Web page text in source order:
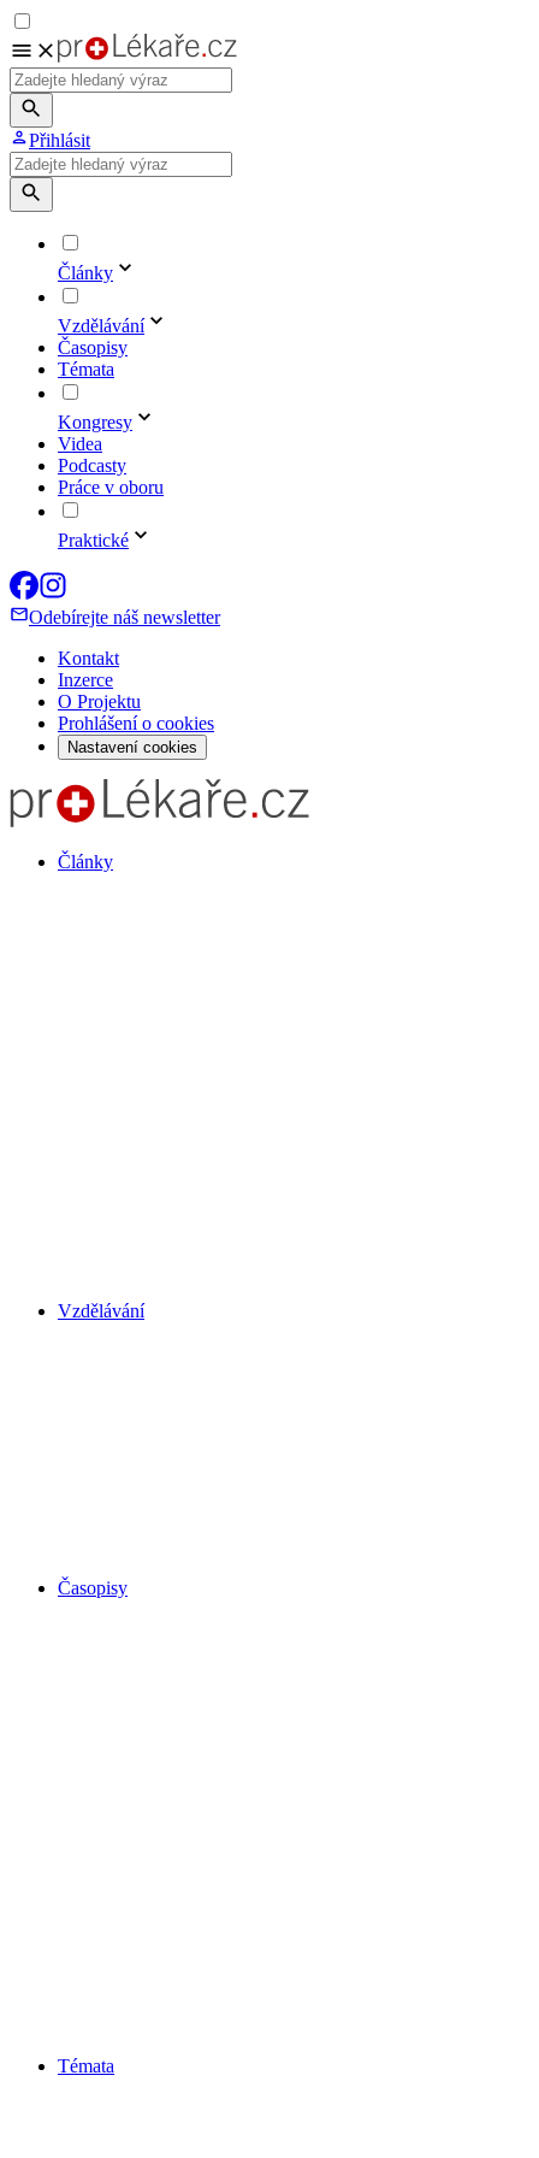
Přihlásit
Články
Vzdělávání
Časopisy
Témata
Kongresy
Videa
Podcasty
Práce v oboru
Praktické
Odebírejte náš newsletter
Kontakt
Inzerce
O Projektu
Prohlášení o cookies
Nastavení cookies
Články
Vzdělávání
Časopisy
Témata